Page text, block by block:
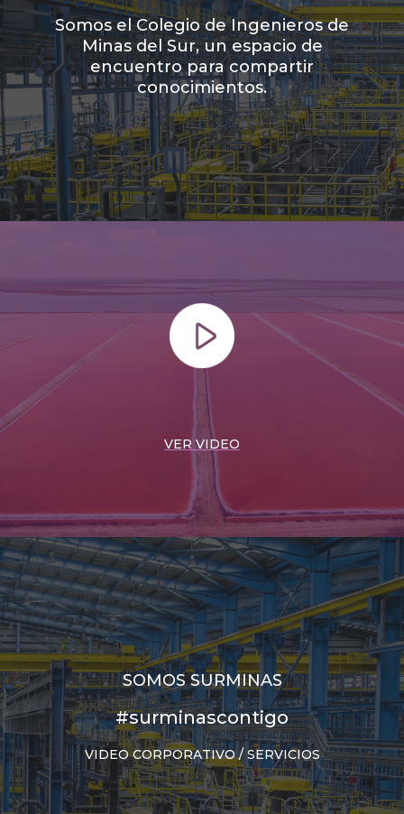
Somos el Colegio de Ingenieros de
Minas del Sur, un espacio de
encuentro para compartir
conocimientos.
VER VIDEO
SOMOS SURMINAS
#surminascontigo
VIDEO CORPORATIVO / SERVICIOS